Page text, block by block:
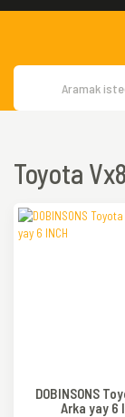
Toyota
DOBINSONS
Arka yay 6